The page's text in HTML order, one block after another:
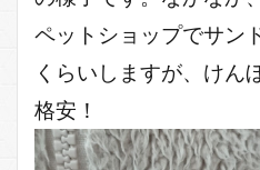
ペットショップでサン
くらいしますが、けん
格安！